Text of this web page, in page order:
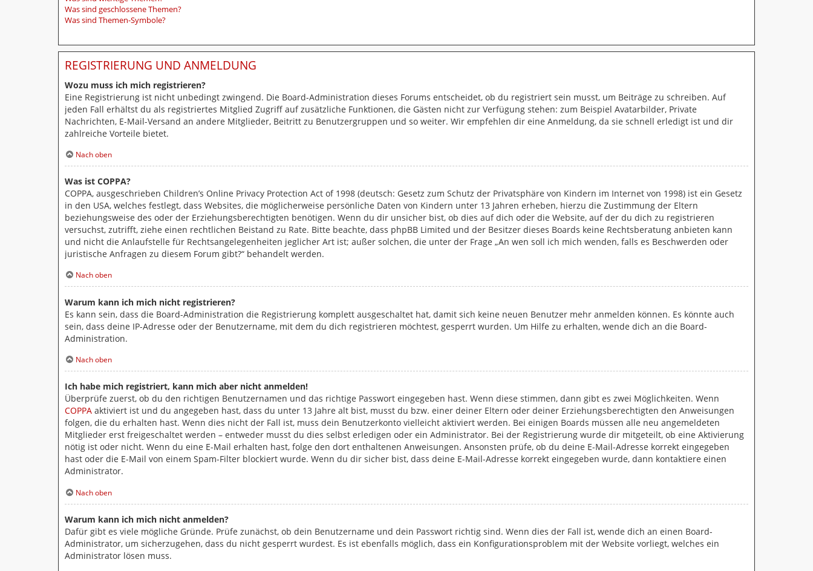
Was sind geschlossene Themen?
Was sind Themen-Symbole?
REGISTRIERUNG UND ANMELDUNG
Wozu muss ich mich registrieren?
Eine Registrierung ist nicht unbedingt zwingend. Die Board-Administration dieses Forums entscheidet, ob du registriert sein musst, um Beiträge zu schreiben. Auf
jeden Fall erhältst du als registriertes Mitglied Zugriff auf zusätzliche Funktionen, die Gästen nicht zur Verfügung stehen: zum Beispiel Avatarbilder, Private
Nachrichten, E-Mail-Versand an andere Mitglieder, Beitritt zu Benutzergruppen und so weiter. Wir empfehlen dir eine Anmeldung, da sie schnell erledigt ist und dir
zahlreiche Vorteile bietet.
Nach oben
Was ist COPPA?
COPPA, ausgeschrieben Children’s Online Privacy Protection Act of 1998 (deutsch: Gesetz zum Schutz der Privatsphäre von Kindern im Internet von 1998) ist ein Gesetz
in den USA, welches festlegt, dass Websites, die möglicherweise persönliche Daten von Kindern unter 13 Jahren erheben, hierzu die Zustimmung der Eltern
beziehungsweise des oder der Erziehungsberechtigten benötigen. Wenn du dir unsicher bist, ob dies auf dich oder die Website, auf der du dich zu registrieren
versuchst, zutrifft, ziehe einen rechtlichen Beistand zu Rate. Bitte beachte, dass phpBB Limited und der Besitzer dieses Boards keine Rechtsberatung anbieten kann
und nicht die Anlaufstelle für Rechtsangelegenheiten jeglicher Art ist; außer solchen, die unter der Frage „An wen soll ich mich wenden, falls es Beschwerden oder
juristische Anfragen zu diesem Forum gibt?“ behandelt werden.
Nach oben
Warum kann ich mich nicht registrieren?
Es kann sein, dass die Board-Administration die Registrierung komplett ausgeschaltet hat, damit sich keine neuen Benutzer mehr anmelden können. Es könnte auch
sein, dass deine IP-Adresse oder der Benutzername, mit dem du dich registrieren möchtest, gesperrt wurden. Um Hilfe zu erhalten, wende dich an die Board-
Administration.
Nach oben
Ich habe mich registriert, kann mich aber nicht anmelden!
Überprüfe zuerst, ob du den richtigen Benutzernamen und das richtige Passwort eingegeben hast. Wenn diese stimmen, dann gibt es zwei Möglichkeiten. Wenn
COPPA aktiviert ist und du angegeben hast, dass du unter 13 Jahre alt bist, musst du bzw. einer deiner Eltern oder deiner Erziehungsberechtigten den Anweisungen
folgen, die du erhalten hast. Wenn dies nicht der Fall ist, muss dein Benutzerkonto vielleicht aktiviert werden. Bei einigen Boards müssen alle neu angemeldeten
Mitglieder erst freigeschaltet werden – entweder musst du dies selbst erledigen oder ein Administrator. Bei der Registrierung wurde dir mitgeteilt, ob eine Aktivierung
nötig ist oder nicht. Wenn du eine E-Mail erhalten hast, folge den dort enthaltenen Anweisungen. Ansonsten prüfe, ob du deine E-Mail-Adresse korrekt eingegeben
hast oder die E-Mail von einem Spam-Filter blockiert wurde. Wenn du dir sicher bist, dass deine E-Mail-Adresse korrekt eingegeben wurde, dann kontaktiere einen
Administrator.
Nach oben
Warum kann ich mich nicht anmelden?
Dafür gibt es viele mögliche Gründe. Prüfe zunächst, ob dein Benutzername und dein Passwort richtig sind. Wenn dies der Fall ist, wende dich an einen Board-
Administrator, um sicherzugehen, dass du nicht gesperrt wurdest. Es ist ebenfalls möglich, dass ein Konfigurationsproblem mit der Website vorliegt, welches ein
Administrator lösen muss.